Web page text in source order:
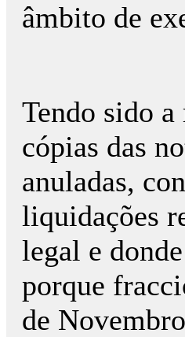
âmbito de
Tendo sido
cópias das
anuladas,
liquidações
legal e
porque
de